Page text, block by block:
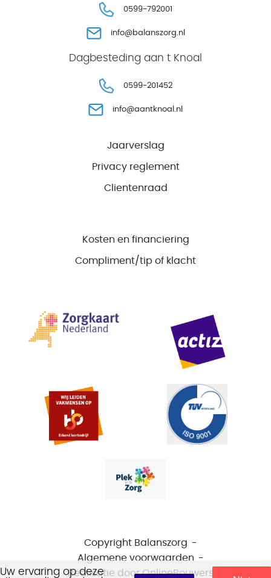
0599-792001
info@balanszorg.nl
Dagbesteding aan t Knoal
0599-201452
info@aantknoal.nl
Jaarverslag
Privacy reglement
Clientenraad
Kosten en financiering
Compliment/tip of klacht
Copyright Balanszorg
Algemene voorwaarden
Realisatie doorOnlineBouwers
Uw ervaring op deze